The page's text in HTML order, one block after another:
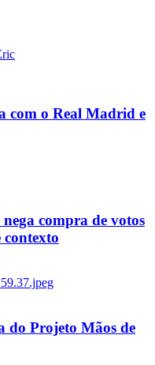
com o Real Madrid e
compra de votos
do Projeto Mãos de